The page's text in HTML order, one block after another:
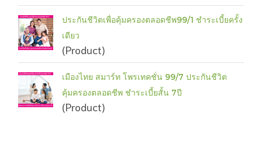
ประกันชีวิตเพื่อคุ้มครองตลอดชีพ99/1 ชำระเบี้ยครั้ง
เดียว
(Product)
เมืองไทย สมาร์ท โพรเทคชั่น 99/7 ประกันชีวิต
คุ้มครองตลอดชีพ ชำระเบี้ยสั้น 7ปี
(Product)